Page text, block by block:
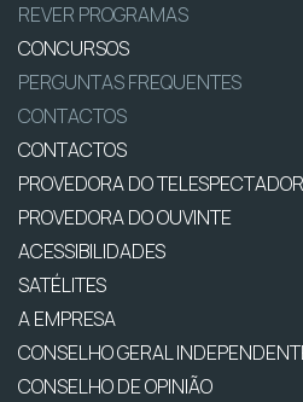
REVER PROGRAMAS
CONCURSOS
PERGUNTAS FREQUENTES
CONTACTOS
CONTACTOS
PROVEDORA DO TELESPECTADOR
PROVEDORA DO OUVINTE
ACESSIBILIDADES
SATÉLITES
A EMPRESA
CONSELHO GERAL
CONSELHO DE OPINIÃO